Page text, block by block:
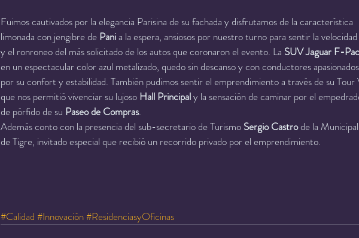
Fuimos cautivados por la elegancia Parisina de su fachada y disfrutamos de la característica
limonada con jengibre de Pani a la espera, ansiosos por nuestro turno para sentir la velocidad
y el ronroneo del más solicitado de los autos que coronaron el evento. La SUV Jaguar F-
en un espectacular color azul metalizado, quedo sin descanso y con conductores apasionados
por su confort y estabilidad. También pudimos sentir el emprendimiento a través de su Tour
que nos permitió vivenciar su lujoso Hall Principal y la sensación de caminar por el
de pórfido de su Paseo de Compras.
Además conto con la presencia del sub-secretario de Turismo Sergio Castro de la
de Tigre, invitado especial que recibió un recorrido privado por el emprendimiento.
#Calidad #Innovación#ResidenciasyOficinas